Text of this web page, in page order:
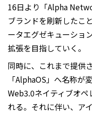
16日より「Alpha
ブランドを刷新したこ
ータエグゼキューショ
拡張を目指していく。
同時に、これまで提供
「AlphaOS」へ名称
Web3.0ネイティブオ
れる。それに伴い、ア